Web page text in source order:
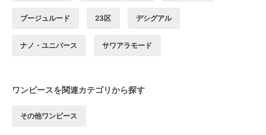
ブージュルード 23区 デシグアル
ナノ・ユニバース サワアラモード
ワンピースを関連カテゴリから探す
その他ワンピース